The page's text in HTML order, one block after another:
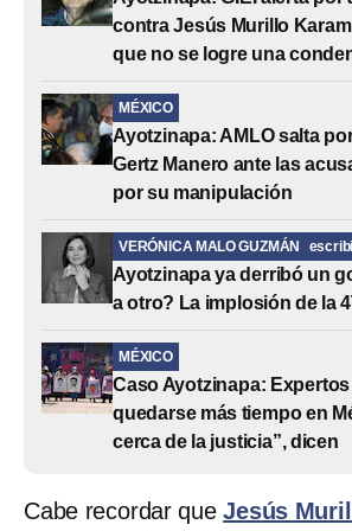
contra Jesús Murillo
que no se logre una
MÉXICO
Ayotzinapa: AMLO salta
Gertz Manero ante las
por su manipulación
VERÓNICA MALO GUZMÁN
Ayotzinapa ya derribó un
a otro? La implosión de la
MÉXICO
Caso Ayotzinapa: Expertos
quedarse más tiempo en
cerca de la justicia”, dicen
Cabe recordar queJesús